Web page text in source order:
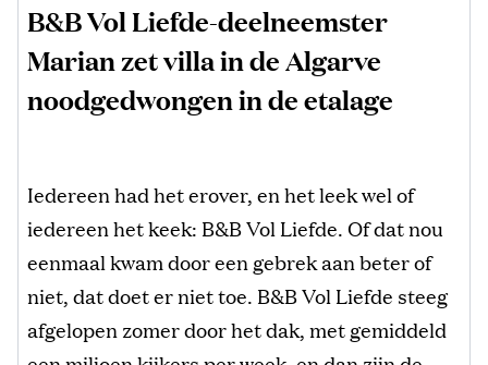
B&B Vol Liefde-deelneemster
Marian zet villa in de Algarve
noodgedwongen in de etalage
Iedereen had het erover, en het leek wel of
iedereen het keek: B&B Vol Liefde. Of dat nou
eenmaal kwam door een gebrek aan beter of
niet, dat doet er niet toe. B&B Vol Liefde steeg
afgelopen zomer door het dak, met gemiddeld